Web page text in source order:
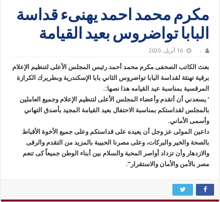
مكرم محمد احمد يهنىء قداسة
البابا تواضروس بعيد القيامة
. 16 أبريل، 2020
بعث الكاتب الصحفى مكرم محمد أحمد رئيس المجلس الأعلى لتنظيم الإعلام
برقية تهنئة لقداسة البابا تواضروس الثاني بابا الإسكندرية وبطريرك الكرازة
المرقسية بمناسبة عيد القيامه هذا نصها:.
‘ يسعدني أن أتقدم وأعضاء المجلس الأعلى لتنظيم الإعلام وجميع العاملين
بالمجلس لقداستكم بمناسبة الاحتفال بعيد القيامة المجيد بأصدق التهاني
وأسمى الأماني.
داعين المولى عز وجل أن يعيده على قداستكم وعلى جميع الأخوة الأقباط
بالصحة والخير والبركات، وعلى مصرنا الحبيبة بالمزيد من التقدم والرقى
والازدهار وأن تزداد أواصر المحبة والسلام بين أبناء الوطن جميعاً كى تنعم
مصر بالأمن والأمان والاستقرار”.